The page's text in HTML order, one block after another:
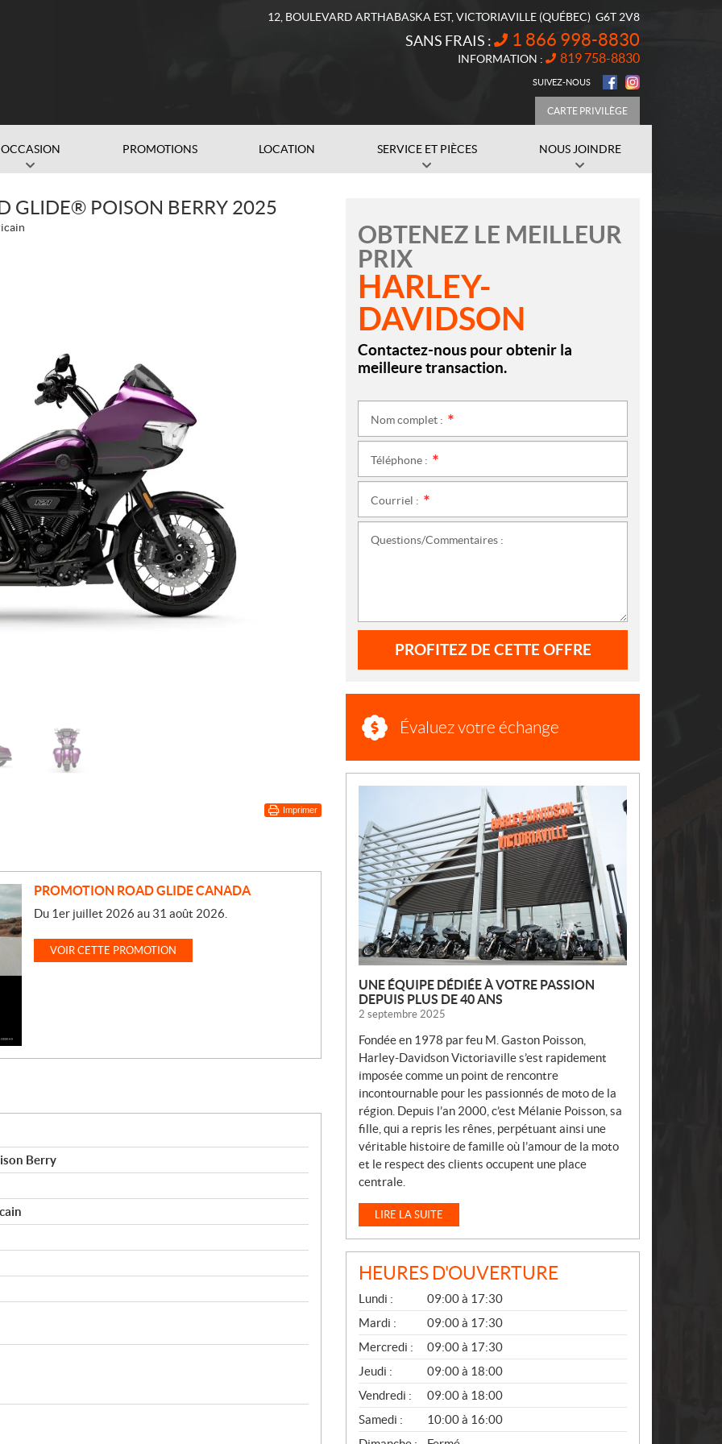
12, BOULEVARD ARTHABASKA EST, VICTORIAVILLE (QUÉBEC) G6T 2V8
SANS FRAIS : 1 866 998-8830
INFORMATION : 819 758-8830
SUIVEZ-NOUS
CARTE PRIVILÈGE
OCCASION PROMOTIONS LOCATION SERVICE ET PIÈCES NOUS JOINDRE
GLIDE® POISON BERRY 2025
Imprimer
PROMOTION ROAD GLIDE CANADA
Du 1er juillet 2026 au 31 août 2026.
VOIR CETTE PROMOTION
Berry
OBTENEZ LE MEILLEUR
PRIX
HARLEY-
DAVIDSON
Contactez-nous pour obtenir la
meilleure transaction.
Nom complet :
Téléphone :
Courriel :
Questions/Commentaires :
PROFITEZ DE CETTE OFFRE
Évaluez votre échange
U
V
E
L
L
E
S
UNE ÉQUIPE DÉDIÉE À VOTRE PASSION
DEPUIS PLUS DE 40 ANS
2 septembre 2025
Fondée en 1978 par feu M. Gaston Poisson,
Harley-Davidson Victoriaville s’est rapidement
imposée comme un point de rencontre
incontournable pour les passionnés de moto de la
région. Depuis l’an 2000, c’est Mélanie Poisson, sa
fille, qui a repris les rênes, perpétuant ainsi une
véritable histoire de famille où l’amour de la moto
et le respect des clients occupent une place
centrale.
LIRE LA SUITE
HEURES D'OUVERTURE
G
É
N
É
R
A
L
Lundi :
09:00 à 17:30
Mardi :
09:00 à 17:30
Mercredi :
09:00 à 17:30
Jeudi :
09:00 à 18:00
Vendredi :
09:00 à 18:00
Samedi :
10:00 à 16:00